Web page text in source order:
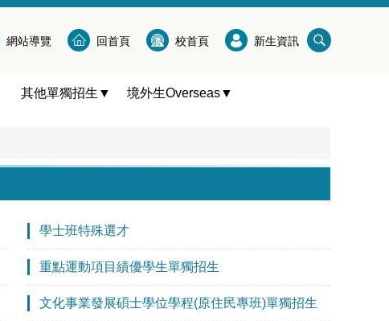
網站導覽 回首頁 校首頁 新生資訊
其他單獨招生▼ 境外生Overseas▼
學士班特殊選才
重點運動項目績優學生單獨招生
文化事業發展碩士學位學程(原住民專班)單獨招生